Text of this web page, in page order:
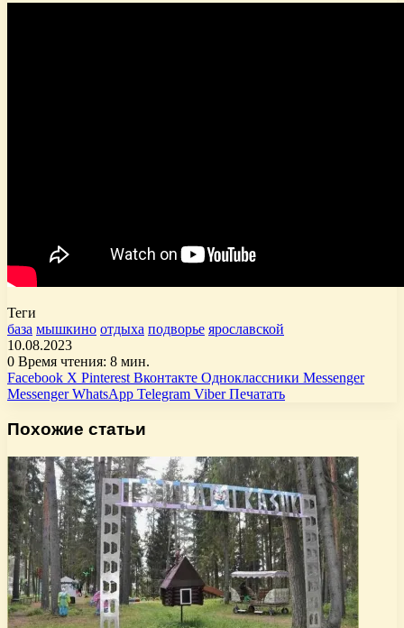
Теги
база мышкино отдыха подворье ярославской
10.08.2023
0 Время чтения: 8 мин.
Facebook X Pinterest Вконтакте Одноклассники Messenger
Messenger WhatsApp Telegram Viber Печатать
Похожие статьи